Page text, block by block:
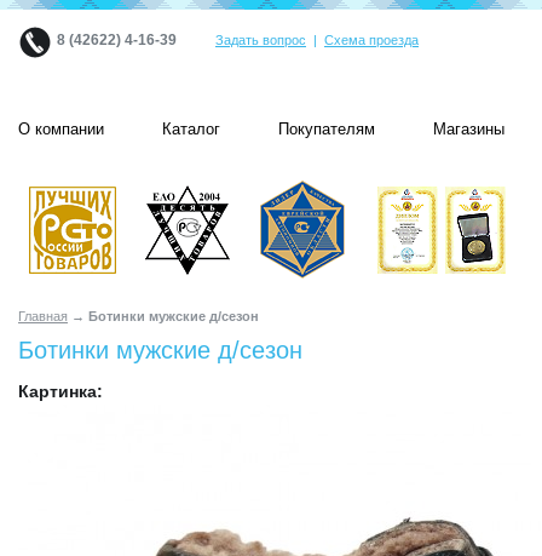
8 (42622) 4-16-39 Задать вопрос | Схема проезда
О компании Каталог Покупателям Магазины
Главная → Ботинки мужские д/сезон
Ботинки мужские д/сезон
Картинка: